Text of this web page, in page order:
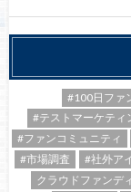
#100日ファ
#テストマーケティ
#ファンコミュニティ
#市場調査
#社外ア
クラウドファンデ